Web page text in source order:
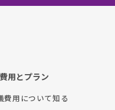
用とプラン
費用について知る